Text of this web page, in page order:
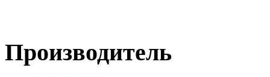
Производитель